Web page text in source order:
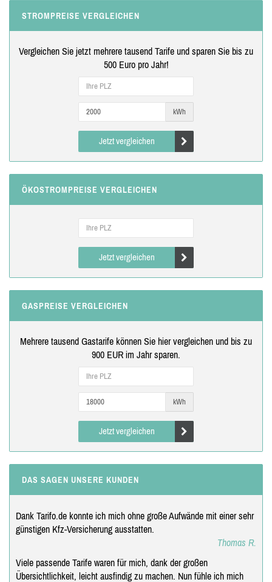
STROMPREISE VERGLEICHEN
Vergleichen Sie jetzt mehrere tausend Tarife und sparen Sie bis zu
500 Euro pro Jahr!
kWh
Jetzt vergleichen
ÖKOSTROMPREISE VERGLEICHEN
Jetzt vergleichen
GASPREISE VERGLEICHEN
Mehrere tausend Gastarife können Sie hier vergleichen und bis zu
900 EUR im Jahr sparen.
kWh
Jetzt vergleichen
DAS SAGEN UNSERE KUNDEN
Dank Tarifo.de konnte ich mich ohne große Aufwände mit einer sehr
günstigen Kfz-Versicherung ausstatten.
Thomas R.
Viele passende Tarife waren für mich, dank der großen
Übersichtlichkeit, leicht ausfindig zu machen. Nun fühle ich mich